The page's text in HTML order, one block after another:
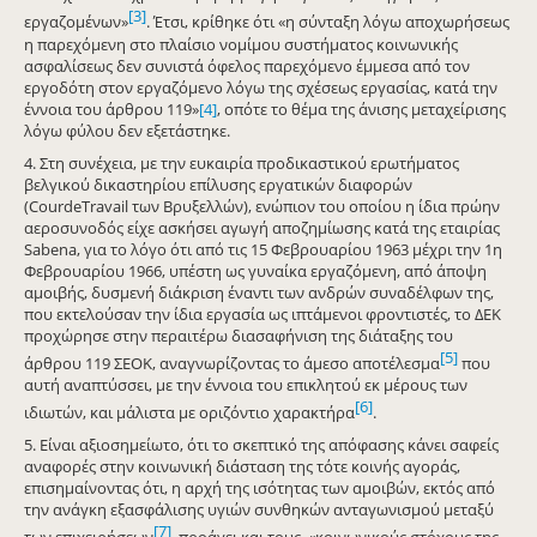
εργαζομένων»[3]. Έτσι, κρίθηκε ότι «η σύνταξη λόγω αποχωρήσεως
η παρεχόμενη στο πλαίσιο νομίμου συστήματος κοινωνικής
ασφαλίσεως δεν συνιστά όφελος παρεχόμενο έμμεσα από τον
εργοδότη στον εργαζόμενο λόγω της σχέσεως εργασίας, κατά την
έννοια του άρθρου 119»[4], οπότε το θέμα της άνισης μεταχείρισης
λόγω φύλου δεν εξετάστηκε.
4. Στη συνέχεια, με την ευκαιρία προδικαστικού ερωτήματος
βελγικού δικαστηρίου επίλυσης εργατικών διαφορών
(CourdeTravail των Βρυξελλών), ενώπιον του οποίου η ίδια πρώην
αεροσυνοδός είχε ασκήσει αγωγή αποζημίωσης κατά της εταιρίας
Sabena, για το λόγο ότι από τις 15 Φεβρουαρίου 1963 μέχρι την 1η
Φεβρουαρίου 1966, υπέστη ως γυναίκα εργαζόμενη, από άποψη
αμοιβής, δυσμενή διάκριση έναντι των ανδρών συναδέλφων της,
που εκτελούσαν την ίδια εργασία ως ιπτάμενοι φροντιστές, το ΔΕΚ
προχώρησε στην περαιτέρω διασαφήνιση της διάταξης του
άρθρου 119 ΣΕΟΚ, αναγνωρίζοντας το άμεσο αποτέλεσμα[5]που
αυτή αναπτύσσει, με την έννοια του επικλητού εκ μέρους των
ιδιωτών, και μάλιστα με οριζόντιο χαρακτήρα[6].
5. Είναι αξιοσημείωτο, ότι το σκεπτικό της απόφασης κάνει σαφείς
αναφορές στην κοινωνική διάσταση της τότε κοινής αγοράς,
επισημαίνοντας ότι, η αρχή της ισότητας των αμοιβών, εκτός από
την ανάγκη εξασφάλισης υγιών συνθηκών ανταγωνισμού μεταξύ
[7]